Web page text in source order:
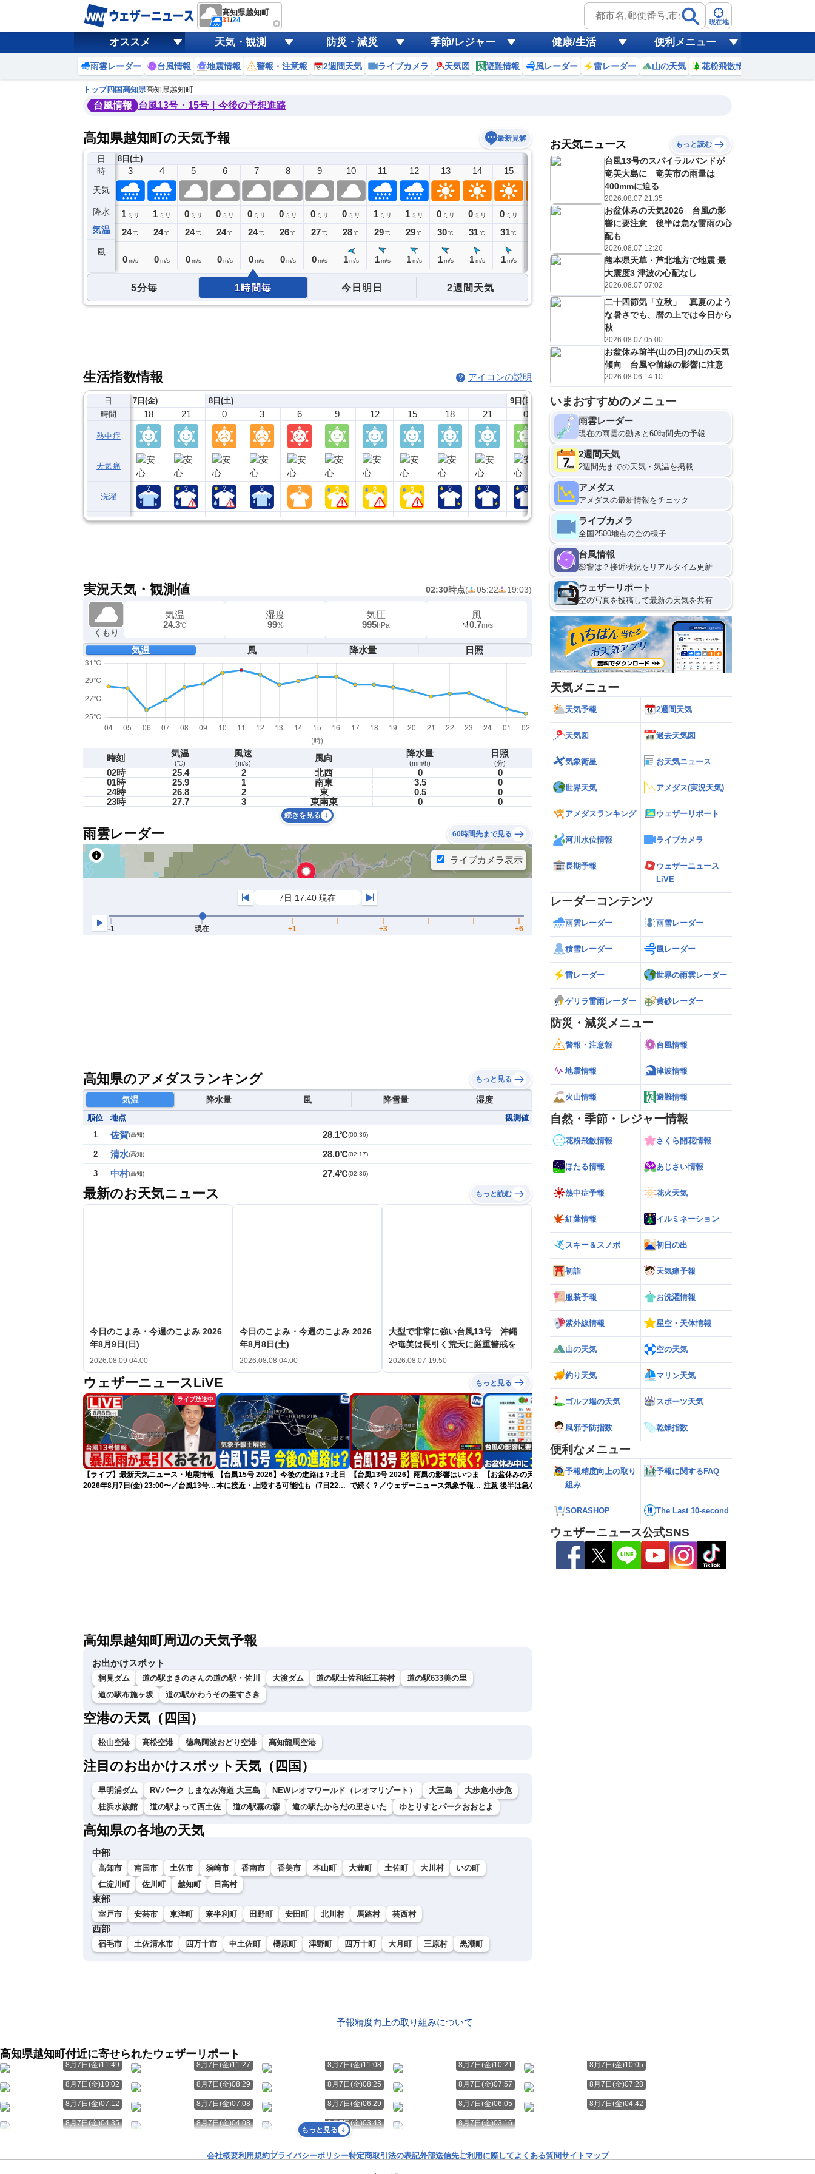
高知県越知町
31/24 現在地
オススメ 天気・観測 防災・減災 季節/レジャー 健康/生活 便利メニュー
雨雲レーダー 台風情報 地震情報 警報・注意報 2週間天気 ライブカメラ 天気図 避難情報 風レーダー 雷レーダー 山の天気 花粉飛散情報
トップ四国高知県高知県越知町
台風情報 台風13号・15号｜今後の予想進路
高知県越知町の天気予報 最新見解
日
時
天気
降水
気温
風
8日(土)
2
1ミリ
25℃
3
1 ミリ
24℃
0 m/s
4
1 ミリ
24℃
0 m/s
5
0 ミリ
24℃
0 m/s
6
0 ミリ
24℃
0 m/s
7
0 ミリ
24℃
0 m/s
8
0 ミリ
26℃
0 m/s
9
0 ミリ
27℃
0 m/s
10
0 ミリ
28℃
1 m/s
11
1 ミリ
29℃
1 m/s
12
1 ミリ
29℃
1 m/s
13
0 ミリ
30℃
1 m/s
14
0 ミリ
31℃
1 m/s
15
0 ミリ
31℃
1 m/s
18
ミリ
℃
m/s
19
0ミリ
0m/s
20
0ミリ
0m/s
21
0ミリ
0m/s
0
0
5分毎 1時間毎 今日明日 2週間天気
生活指数情報 アイコンの説明
日
時間
熱中症
天気痛
洗濯
7日(金)
18 21
8日(土)
0 3 6 9 12 15 18 21
9日(日)
0
実況天気・観測値 02:30時点( 05:22 19:03)
くもり
気温
24.3℃
湿度
99%
気圧
995hPa
風
0.7m/s
気温 風 降水量 日照
時刻 気温
(℃)
風速
(m/s) 風向 降水量
(mm/h)
日照
(分)
02時 25.4 2 北西 0
0
01時
25.9 1 南東 3.5
0
24時
26.8 2 東 0.5
0
23時
27.7 3 東南東 0 0
続きを見る
雨雲レーダー 60時間先まで見る
高知県のアメダスランキング もっと見る
気温 降水量 風 降雪量 湿度
順位 地点
観測値
1
佐賀(高知) 28.1℃(00:36)
2 清水(高知) 28.0℃(02:17)
3 中村(高知) 27.4℃(02:36)
最新のお天気ニュース もっと読む
今日のこよみ・今週のこよみ 2026
年8月9日(日)
2026.08.09 04:00
今日のこよみ・今週のこよみ 2026
年8月8日(土)
2026.08.08 04:00
大型で非常に強い台風13号 沖縄
や奄美は長引く荒天に厳重警戒を
2026.08.07 19:50
ウェザーニュースLiVE もっと見る
ライブ放送中
【ライブ】最新天気ニュース・地震情報
2026年8月7日(金) 23:00〜／台風13号の
【台風15号 2026】今後の進路は？北日
本に接近・上陸する可能性も（7日22時
【台風13号 2026】雨風の影響はいつま
で続く？／ウェザーニュース気象予報士
【お盆休みの天気2026】台風の影響に要
注意 後半は急な雷雨の心配も
【ゲリラ雷雨】長野県で1時間に約
録的短時間大雨
高知県越知町周辺の天気予報
お出かけスポット
桐見ダム 道の駅まきのさんの道の駅・佐川 大渡ダム 道の駅土佐和紙工芸村
道の駅633美の里
道の駅布施ヶ坂
道の駅かわうその里すさき
空港の天気（四国）
松山空港 高松空港 徳島阿波おどり空港 高知龍馬空港
注目のお出かけスポット天気（四国）
早明浦ダム RVパーク しまなみ海道 大三島 NEWレオマワールド（レオマリゾート） 大三島
大歩危小歩危
桂浜水族館
道の駅よって西土佐 道の駅霧の森 道の駅たからだの里さいた ゆとりすとパークおおとよ
高知県の各地の天気
中部
高知市 南国市 土佐市 須崎市 香南市 香美市 本山町 大豊町 土佐町 大川村
いの町
仁淀川町
佐川町 越知町 日高村
東部
室戸市 安芸市 東洋町 奈半利町 田野町 安田町 北川村 馬路村 芸西村
西部
宿毛市 土佐清水市 四万十市 中土佐町 檮原町 津野町 四万十町 大月町 三原村 黒潮町
お天気ニュース もっと読む
台風13号のスパイラルバンドが
奄美大島に 奄美市の雨量は
400mmに迫る
2026.08.07 21:35
お盆休みの天気2026 台風の影
響に要注意 後半は急な雷雨の心
配も
2026.08.07 12:26
熊本県天草・芦北地方で地震 最
大震度3 津波の心配なし
2026.08.07 07:02
二十四節気「立秋」 真夏のよう
な暑さでも、暦の上では今日から
秋
2026.08.07 05:00
お盆休み前半(山の日)の山の天気
傾向 台風や前線の影響に注意
2026.08.06 14:10
いまおすすめのメニュー
雨雲レーダー
現在の雨雲の動きと60時間先の予報
2週間天気
2週間先までの天気・気温を掲載
アメダス
アメダスの最新情報をチェック
ライブカメラ
全国2500地点の空の様子
台風情報
影響は？接近状況をリアルタイム更新
ウェザーリポート
空の写真を投稿して最新の天気を共有
天気メニュー
天気予報 2週間天気
天気図 過去天気図
気象衛星 お天気ニュース
世界天気 アメダス(実況天気)
アメダスランキング ウェザーリポート
河川水位情報 ライブカメラ
長期予報
ウェザーニュース
LiVE
レーダーコンテンツ
雨雲レーダー 雨雪レーダー
積雪レーダー 風レーダー
雷レーダー 世界の雨雲レーダー
ゲリラ雷雨レーダー 黄砂レーダー
防災・減災メニュー
警報・注意報 台風情報
地震情報 津波情報
火山情報 避難情報
自然・季節・レジャー情報
花粉飛散情報 さくら開花情報
ほたる情報 あじさい情報
熱中症予報 花火天気
紅葉情報 イルミネーション
スキー＆スノボ 初日の出
初詣 天気痛予報
服装予報 お洗濯情報
紫外線情報 星空・天体情報
山の天気 空の天気
釣り天気 マリン天気
ゴルフ場の天気 スポーツ天気
風邪予防指数 乾燥指数
便利なメニュー
予報精度向上の取り
組み
予報に関するFAQ
SORASHOP The Last 10-second
ウェザーニュース公式SNS
予報精度向上の取り組みについて
高知県越知町付近に寄せられたウェザーリポート
8月7日(金)11:49 8月7日(金)11:27 8月7日(金)11:08 8月7日(金)10:21 8月7日(金)10:05
8月7日(金)10:02 8月7日(金)08:29 8月7日(金)08:25 8月7日(金)07:57 8月7日(金)07:28
8月7日(金)07:12 8月7日(金)07:08 8月7日(金)06:29 8月7日(金)06:05 8月7日(金)04:42
8月7日(金)04:35 8月7日(金)04:08 8月7日(金)03:43 8月7日(金)03:16
もっと見る
会社概要利用規約プライバシーポリシー特定商取引法の表記外部送信先ご利用に際して よくある質問サイトマップ